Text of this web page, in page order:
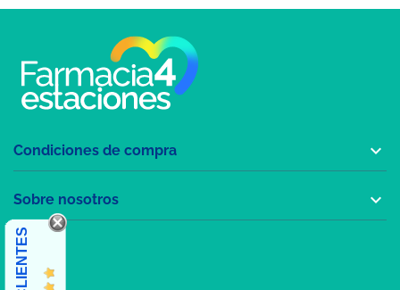
Condiciones de compra 
Sobre nosotros 